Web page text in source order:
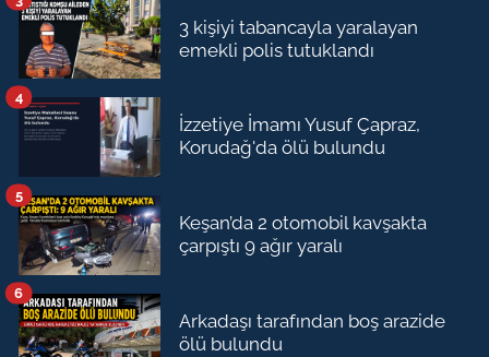
3 kişiyi tabancayla yaralayan
emekli polis tutuklandı
İzzetiye İmamı Yusuf Çapraz,
Korudağ'da ölü bulundu
4
Keşan’da 2 otomobil kavşakta
çarpıştı 9 ağır yaralı
5
Arkadaşı tarafından boş arazide
ölü bulundu
6